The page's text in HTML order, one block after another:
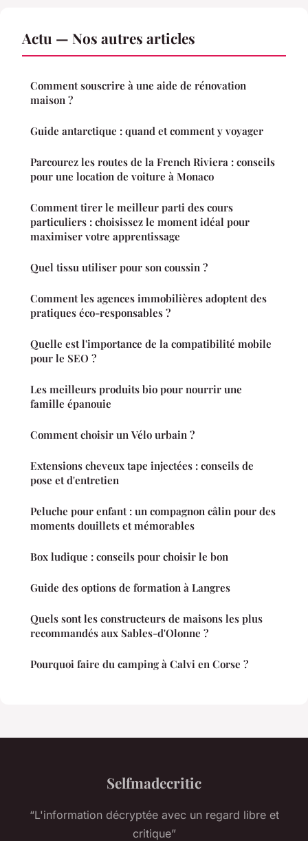
Actu — Nos autres articles
Comment souscrire à une aide de rénovation
maison ?
Guide antarctique : quand et comment y voyager
Parcourez les routes de la French Riviera : conseils
pour une location de voiture à Monaco
Comment tirer le meilleur parti des cours
particuliers : choisissez le moment idéal pour
maximiser votre apprentissage
Quel tissu utiliser pour son coussin ?
Comment les agences immobilières adoptent des
pratiques éco-responsables ?
Quelle est l'importance de la compatibilité mobile
pour le SEO ?
Les meilleurs produits bio pour nourrir une
famille épanouie
Comment choisir un Vélo urbain ?
Extensions cheveux tape injectées : conseils de
pose et d'entretien
Peluche pour enfant : un compagnon câlin pour des
moments douillets et mémorables
Box ludique : conseils pour choisir le bon
Guide des options de formation à Langres
Quels sont les constructeurs de maisons les plus
recommandés aux Sables-d'Olonne ?
Pourquoi faire du camping à Calvi en Corse ?
Selfmadecritic
“L'information décryptée avec un regard libre et
critique”